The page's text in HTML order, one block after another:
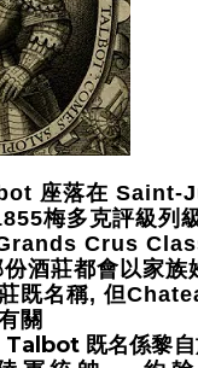
座落在 Saint-
梅多克評級列
Crus
酒莊都會以家族
既名稱, 但
關
既名係黎自